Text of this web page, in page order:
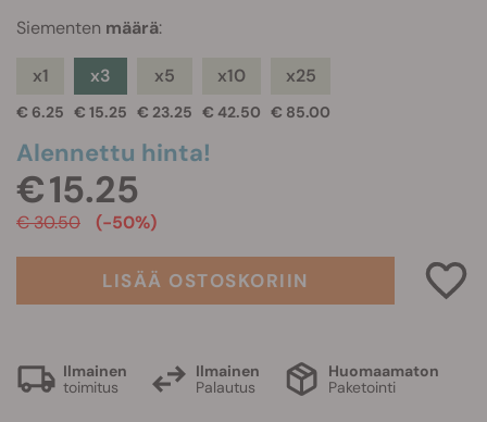
Siementen määrä:
x1
€ 6.25
x3
€ 15.25
x5
€ 23.25
x10
€ 42.50
x25
€ 85.00
Alennettu hinta!
€ 15.25
€ 30.50 (-50%)
LISÄÄ OSTOSKORIIN
Ilmainen
toimitus
Ilmainen
Palautus
Huomaamaton
Paketointi